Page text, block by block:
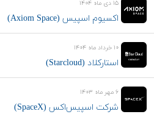
۱۵ دی ماه ۱۴۰۴
اکسیوم اسپیس (Axiom Space)
۱۰ خرداد ماه ۱۴۰۴
استارکلاد (Starcloud)
۶ مهر ماه ۱۴۰۳
شرکت اسپیس‌اکس (SpaceX)